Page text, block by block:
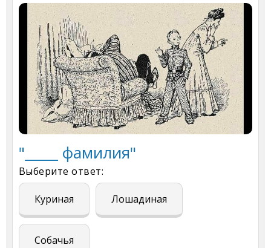
"_____ фамилия"
Выберите ответ:
Куриная Лошадиная
Собачья